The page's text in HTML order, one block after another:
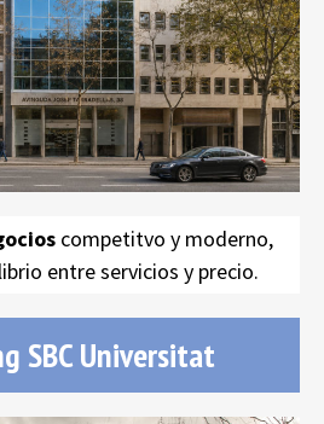
equipadas
competitvo y moderno,
entre servicios y precio.
SBC Universitat